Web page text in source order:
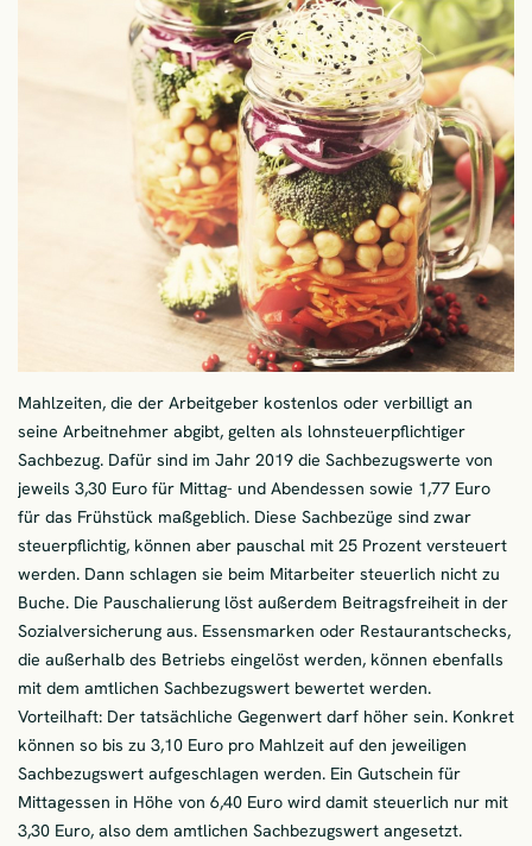
Mahlzeiten, die der Arbeitgeber kostenlos oder verbilligt an
seine Arbeitnehmer abgibt, gelten als lohnsteuerpflichtiger
Sachbezug. Dafür sind im Jahr 2019 die Sachbezugswerte von
jeweils 3,30 Euro für Mittag- und Abendessen sowie 1,77 Euro
für das Frühstück maßgeblich. Diese Sachbezüge sind zwar
steuerpflichtig, können aber pauschal mit 25 Prozent versteuert
werden. Dann schlagen sie beim Mitarbeiter steuerlich nicht zu
Buche. Die Pauschalierung löst außerdem Beitragsfreiheit in der
Sozialversicherung aus. Essensmarken oder Restaurantschecks,
die außerhalb des Betriebs eingelöst werden, können ebenfalls
mit dem amtlichen Sachbezugswert bewertet werden.
Vorteilhaft: Der tatsächliche Gegenwert darf höher sein. Konkret
können so bis zu 3,10 Euro pro Mahlzeit auf den jeweiligen
Sachbezugswert aufgeschlagen werden. Ein Gutschein für
Mittagessen in Höhe von 6,40 Euro wird damit steuerlich nur mit
3,30 Euro, also dem amtlichen Sachbezugswert angesetzt.